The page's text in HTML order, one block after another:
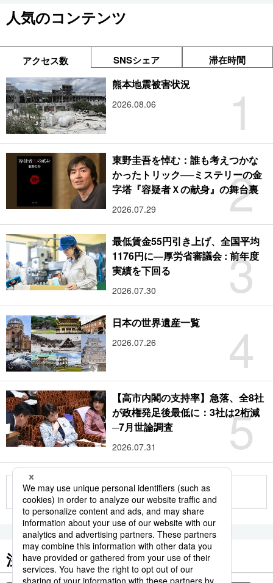
人気のコンテンツ
アクセス数 SNSシェア 滞在時間
1
熊本地震被害状況
2026.08.06
2
東野圭吾を悼む：誰も考えつかな
かったトリック──ミステリーの金
字塔『容疑者Ｘの献身』の舞台裏
2026.07.29
3
最低賃金55円引き上げ、全国平均
1176円に―厚労省審議会 : 前年度
実績を下回る
2026.07.30
4
日本の世界遺産一覧
2026.07.26
5
【高市内閣の支持率】急落、全8社
が政権発足後最低に：3社は2桁減
─7月世論調査
2026.07.31
もっと見る
注目のキーワード